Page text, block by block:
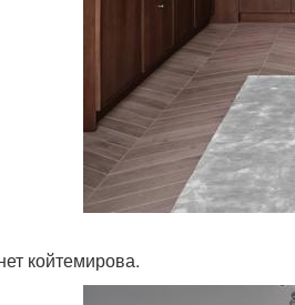
койтемирова.